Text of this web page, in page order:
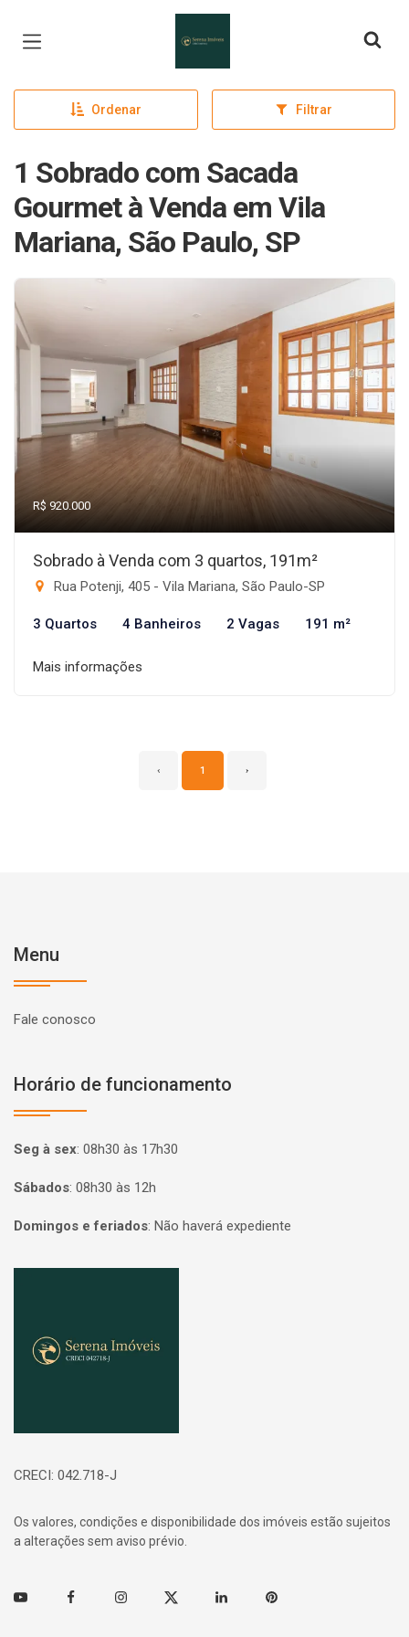
Ordenar Filtrar
1 Sobrado com Sacada
Gourmet à Venda em Vila
Mariana, São Paulo, SP
R$ 920.000
Sobrado à Venda com 3 quartos, 191m²
Rua Potenji, 405 - Vila Mariana, São Paulo-SP
3 Quartos 4 Banheiros 2 Vagas 191 m²
Mais informações
‹ 1 ›
Menu
Fale conosco
Horário de funcionamento
Seg à sex: 08h30 às 17h30
Sábados: 08h30 às 12h
Domingos e feriados: Não haverá expediente
CRECI: 042.718-J
Os valores, condições e disponibilidade dos imóveis estão sujeitos
a alterações sem aviso prévio.
Youtube FacebookInstagramTwitter Linkedin Pinterest